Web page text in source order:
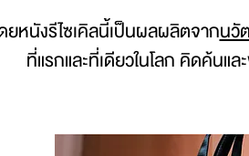
ยหนังรีไซเคิลนี้เป็นผลผลิตจากนวั
ที่แรกและที่เดียวในโลก คิดค้น